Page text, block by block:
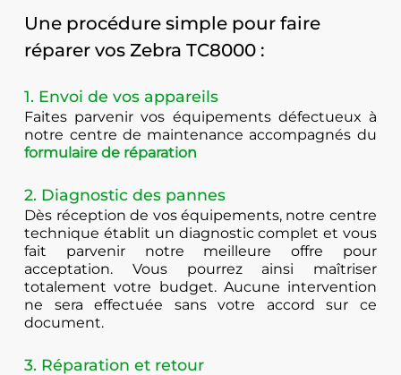
Une procédure simple pour faire
réparer vos Zebra TC8000 :
1. Envoi de vos appareils
Faites parvenir vos équipements défectueux à
notre centre de maintenance accompagnés du
formulaire de réparation
2. Diagnostic des pannes
Dès réception de vos équipements, notre centre
technique établit un diagnostic complet et vous
fait parvenir notre meilleure offre pour
acceptation. Vous pourrez ainsi maîtriser
totalement votre budget. Aucune intervention
ne sera effectuée sans votre accord sur ce
document.
3. Réparation et retour